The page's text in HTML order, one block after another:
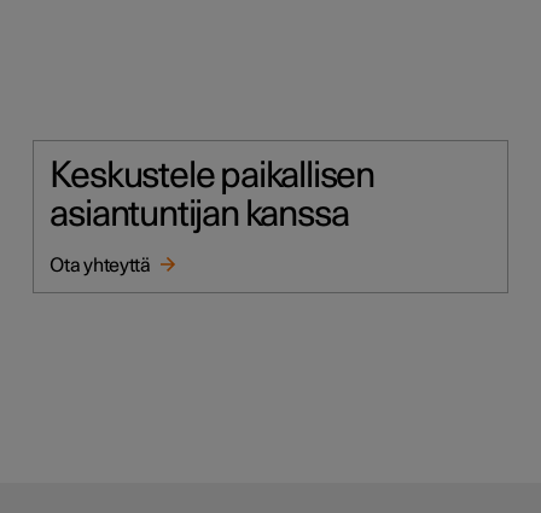
Keskustele paikallisen
asiantuntijan kanssa
Ota yhteyttä